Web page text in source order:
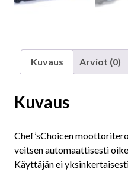
Kuvaus Arviot (0)
Kuvaus
Chef’sChoicen
veitsen automaattisesti
Käyttäjän ei